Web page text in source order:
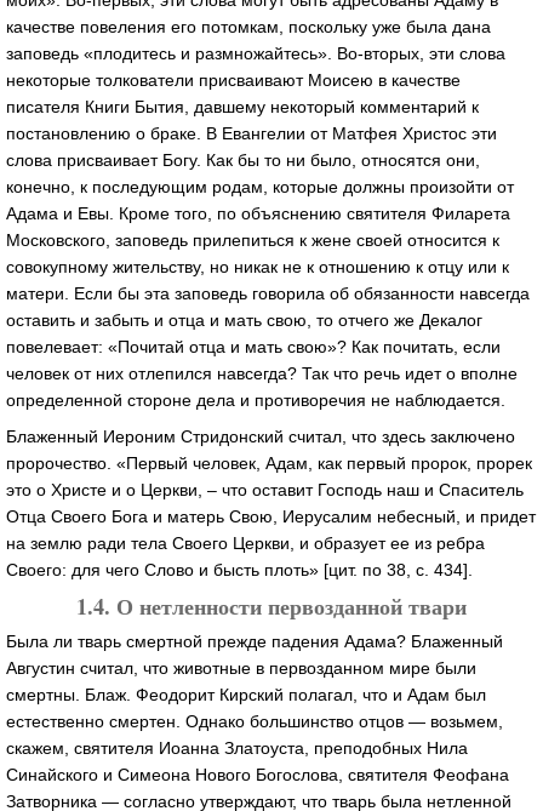
качестве повеления его потомкам, поскольку уже была дана
заповедь «плодитесь и размножайтесь». Во-вторых, эти слова
некоторые толкователи присваивают Моисею в качестве
писателя Книги Бытия, давшему некоторый комментарий к
постановлению о браке. В Евангелии от Матфея Христос эти
слова присваивает Богу. Как бы то ни было, относятся они,
конечно, к последующим родам, которые должны произойти от
Адама и Евы. Кроме того, по объяснению святителя Филарета
Московского, заповедь прилепиться к жене своей относится к
совокупному жительству, но никак не к отношению к отцу или к
матери. Если бы эта заповедь говорила об обязанности навсегда
оставить и забыть и отца и мать свою, то отчего же Декалог
повелевает: «Почитай отца и мать свою»? Как почитать, если
человек от них отлепился навсегда? Так что речь идет о вполне
определенной стороне дела и противоречия не наблюдается.
Блаженный Иероним Стридонский считал, что здесь заключено
пророчество. «Первый человек, Адам, как первый пророк, прорек
это о Христе и о Церкви, – что оставит Господь наш и Спаситель
Отца Своего Бога и матерь Свою, Иерусалим небесный, и придет
на землю ради тела Своего Церкви, и образует ее из ребра
Своего: для чего Слово и бысть плоть» [цит. по 38, с. 434].
1.4. О нетленности первозданной твари
Была ли тварь смертной прежде падения Адама? Блаженный
Августин считал, что животные в первозданном мире были
смертны. Блаж. Феодорит Кирский полагал, что и Адам был
естественно смертен. Однако большинство отцов — возьмем,
скажем, святителя Иоанна Златоуста, преподобных Нила
Синайского и Симеона Нового Богослова, святителя Феофана
Затворника — согласно утверждают, что тварь была нетленной